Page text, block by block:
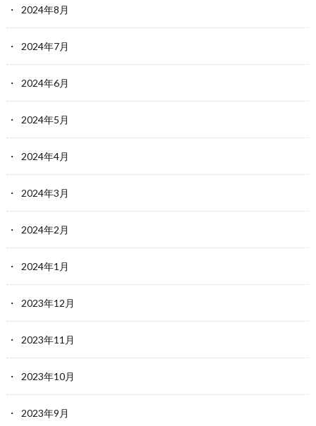
2024年8月
2024年7月
2024年6月
2024年5月
2024年4月
2024年3月
2024年2月
2024年1月
2023年12月
2023年11月
2023年10月
2023年9月